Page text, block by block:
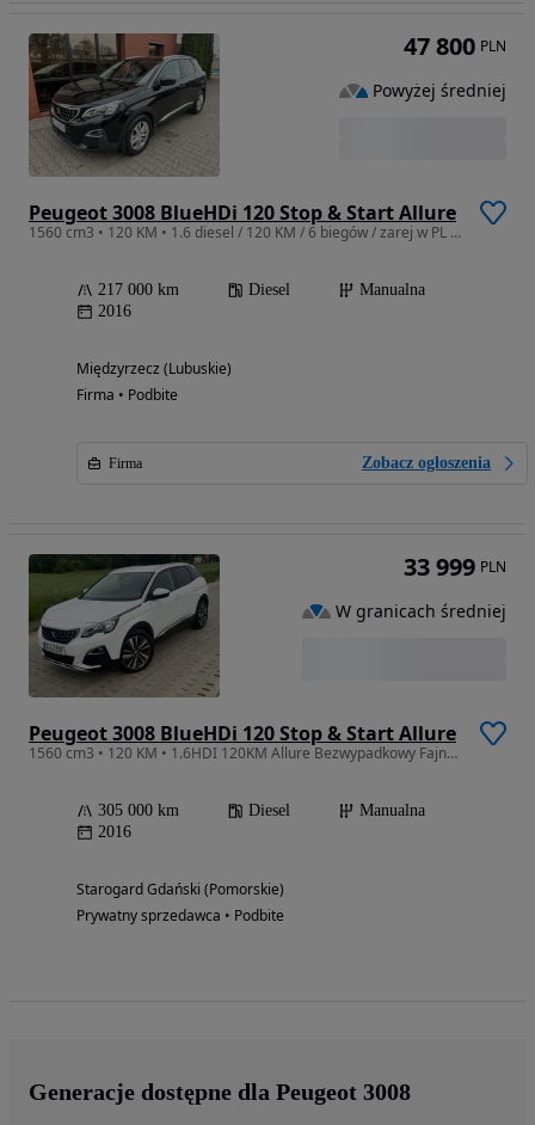
Peugeot 3008 BlueHDi 120 Stop & Start Allure
1560 cm3 • 120 KM • 1.6 diesel / 120 KM / 6 biegów / zarej w PL / zadbany / zamiana
217 000 km Diesel
Manualna
2016
Międzyrzecz (Lubuskie)
Firma • Podbite
Firma Zobacz ogłoszenia
47 800 PLN
Powyżej średniej
Peugeot 3008 BlueHDi 120 Stop & Start Allure
1560 cm3 • 120 KM • 1.6HDI 120KM Allure Bezwypadkowy Fajna wersja Polecam
305 000 km Diesel
Manualna
2016
Starogard Gdański (Pomorskie)
Prywatny sprzedawca • Podbite
33 999 PLN
W granicach średniej
Generacje dostępne dla Peugeot 3008